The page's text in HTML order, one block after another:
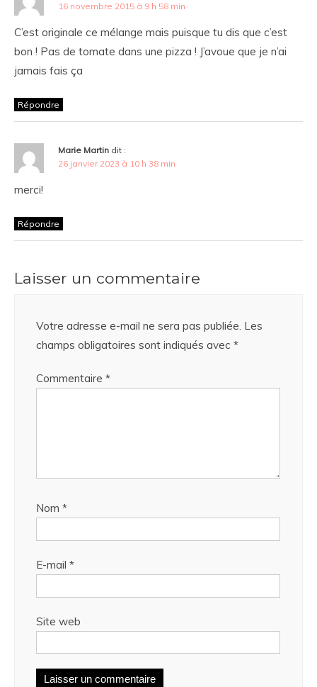
16 novembre 2015 à 9 h 58 min
C’est originale ce mélange mais puisque tu dis que c’est
bon ! Pas de tomate dans une pizza ! J’avoue que je n’ai
jamais fais ça
Répondre
Marie Martin dit :
26 janvier 2023 à 10 h 38 min
merci!
Répondre
Laisser un commentaire
Votre adresse e-mail ne sera pas publiée. Les
champs obligatoires sont indiqués avec *
Commentaire *
Nom *
E-mail *
Site web